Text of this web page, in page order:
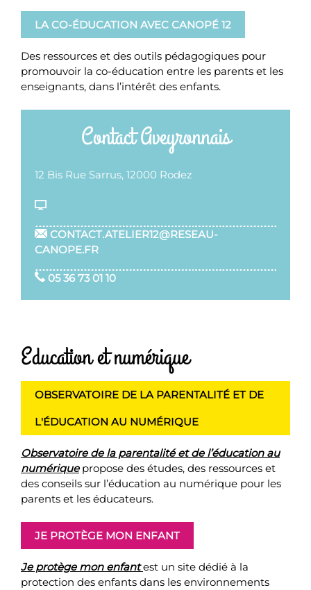
LA CO-ÉDUCATION AVEC CANOPÉ 12
Des ressources et des outils pédagogiques pour
promouvoir la co-éducation entre les parents et les
enseignants, dans l’intérêt des enfants.
Contact Aveyronnais
12 Bis Rue Sarrus, 12000 Rodez
CONTACT.ATELIER12@RESEAU-
CANOPE.FR
05 36 73 01 10
Education et numérique
OBSERVATOIRE DE LA PARENTALITÉ ET DE
L'ÉDUCATION AU NUMÉRIQUE
Observatoire de la parentalité et de l’éducation au
numériquepropose des études, des ressources et
des conseils sur l’éducation au numérique pour les
parents et les éducateurs.
JE PROTÈGE MON ENFANT
Je protège mon enfantest un site dédié à la
protection des enfants dans les environnements